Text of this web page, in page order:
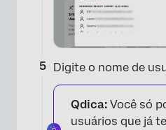
Digite o nome de
Qdica: Você só
usuários que já